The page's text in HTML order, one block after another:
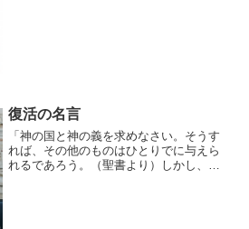
復活の名言
「神の国と神の義を求めなさい。そうす
れば、その他のものはひとりでに与えら
れるであろう。（聖書より）しかし、